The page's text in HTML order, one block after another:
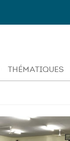
THÉMATIQUES